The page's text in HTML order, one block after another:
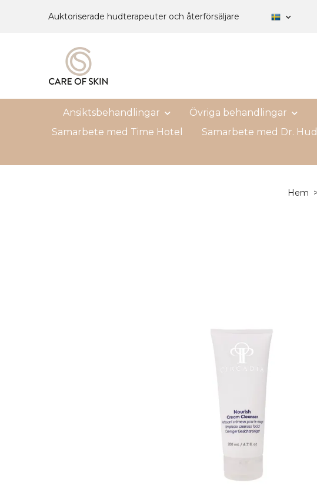
Auktoriserade hudterapeuter och återförsäljare
Ansiktsbehandlingar Övriga behandlingar
Samarbete med Time Hotel
Samarbete med Dr. Hud
Hem